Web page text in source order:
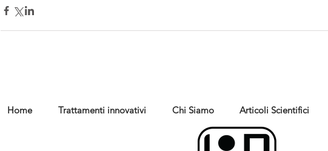
Home Trattamenti innovativi Chi Siamo Articoli Scientifici